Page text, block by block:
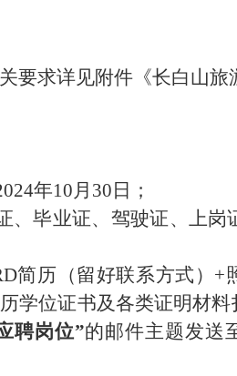
要求详见附件 《长白山旅
4年10月 30 日；
、毕业证、驾驶证、上岗
简历（留好联系方式）+
学位证书及各类证明材料
聘岗位”的邮件主题发送